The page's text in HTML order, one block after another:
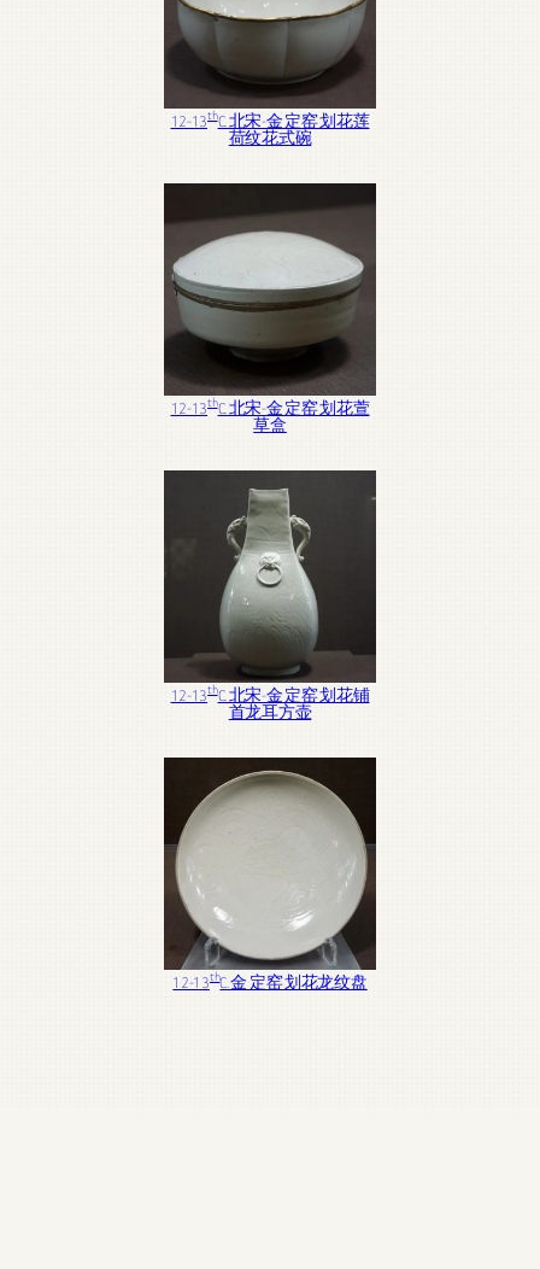
12-13thC. 北宋-金 定窑 划花莲
荷纹花式碗
12-13thC. 北宋-金 定窑 划花萱
草盒
12-13thC. 北宋-金 定窑 划花铺
首龙耳方壶
12-13thC. 金 定窑 划花龙纹盘